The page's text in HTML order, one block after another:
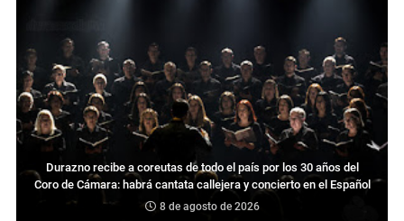
Durazno recibe a coreutas de todo el país por los 30 años del
Coro de Cámara: habrá cantata callejera y concierto en el Español
8 de agosto de 2026